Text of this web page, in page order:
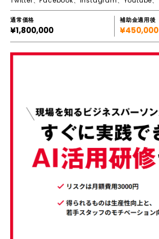
通常価格
¥1,800,000
補助金適用後
¥450,000